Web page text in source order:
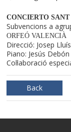
CONCIERTO
Subvencions a
ORFEÓ VALENCIÀ
Direcció: Josep
Piano: Jesús Debón
Col·laboració
Back